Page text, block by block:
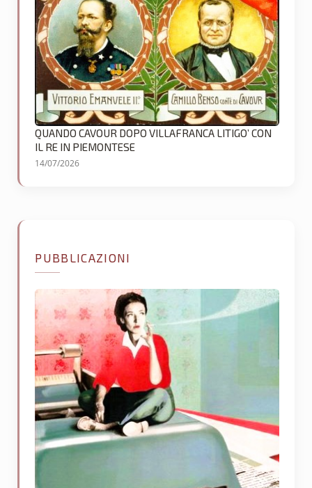
QUANDO CAVOUR DOPO VILLAFRANCA LITIGO’ CON
IL RE IN PIEMONTESE
14/07/2026
PUBBLICAZIONI